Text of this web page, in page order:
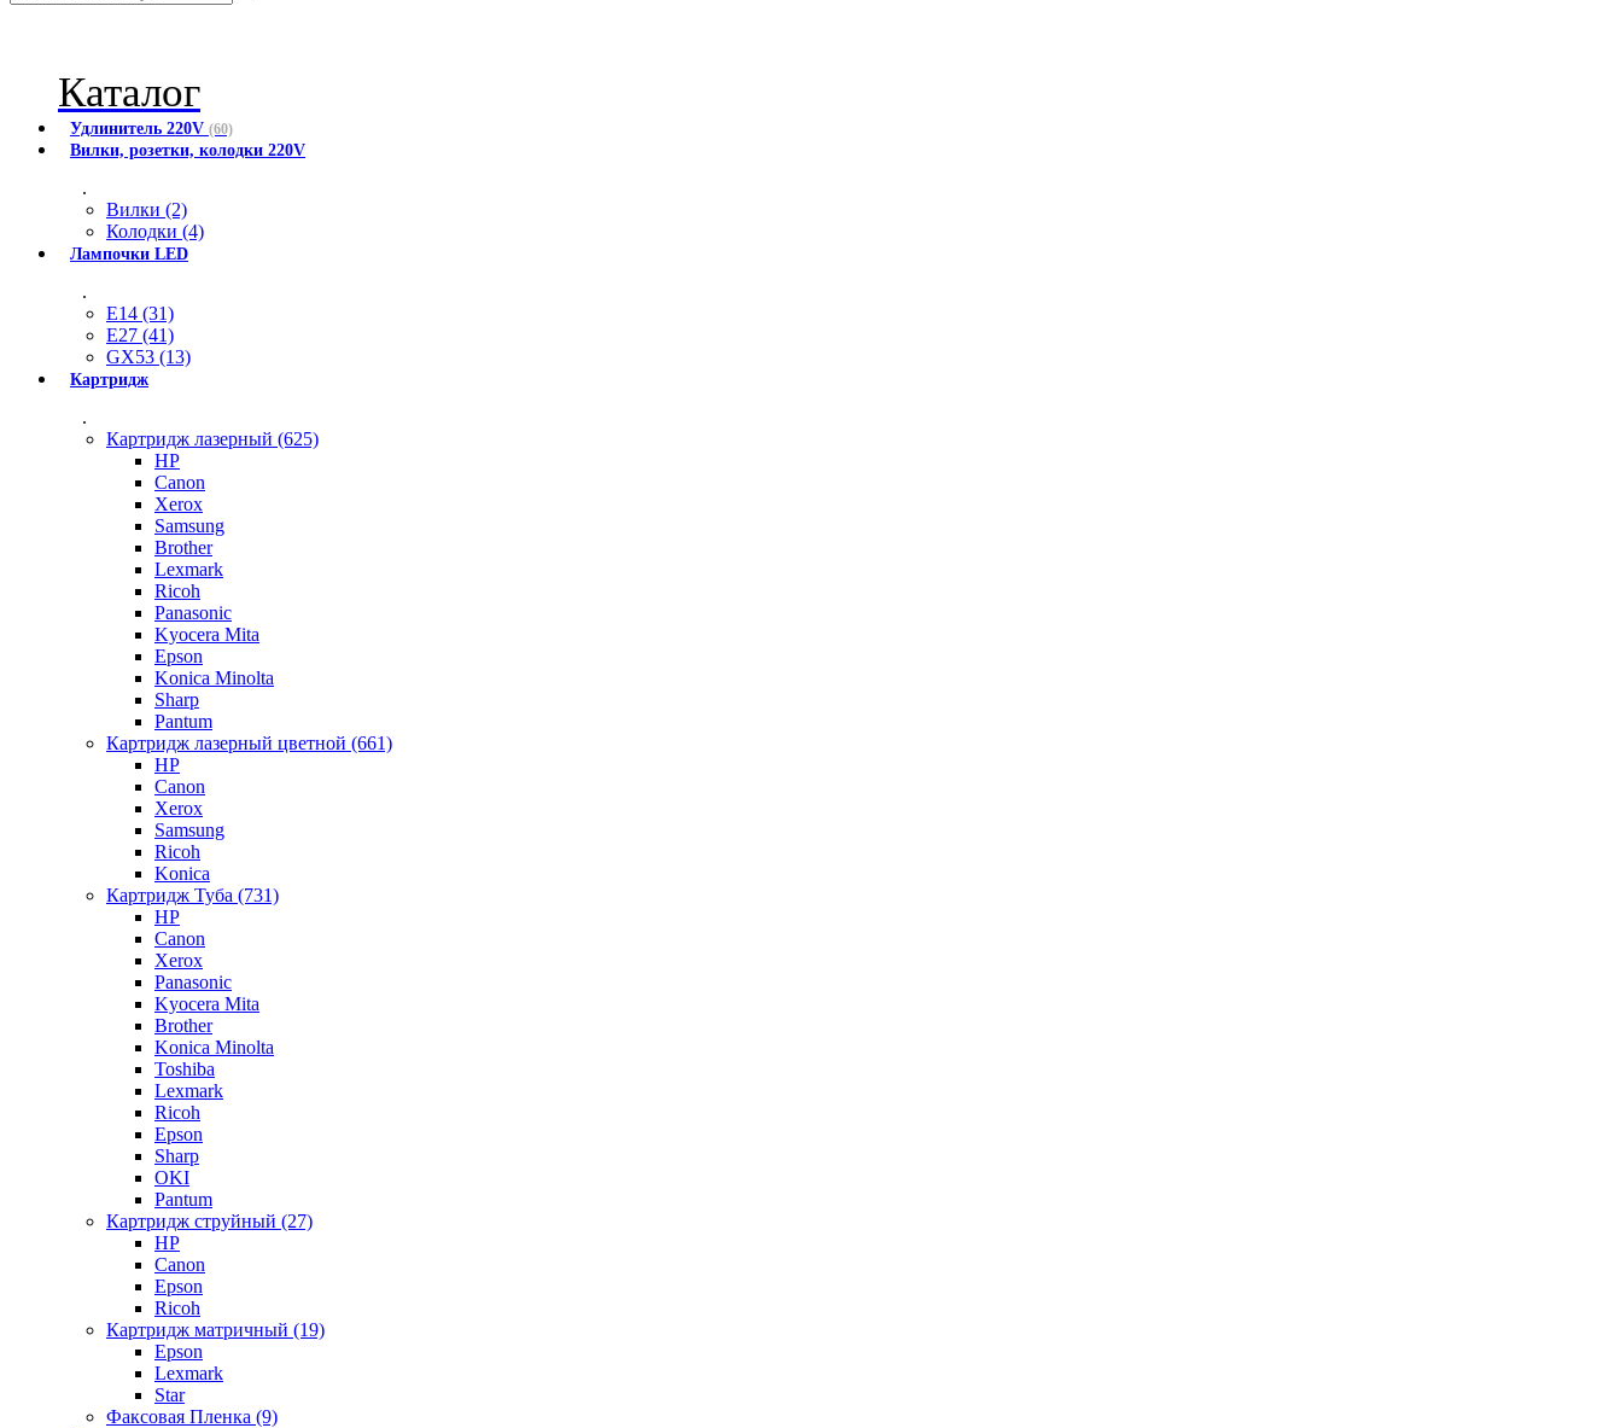
Каталог
Удлинитель 220V (60)
Вилки, розетки, колодки 220V
.
Вилки (2)
Колодки (4)
Лампочки LED
.
E14 (31)
E27 (41)
GX53 (13)
Картридж
.
Картридж лазерный (625)
HP
Canon
Xerox
Samsung
Brother
Lexmark
Ricoh
Panasonic
Kyocera Mita
Epson
Konica Minolta
Sharp
Pantum
Картридж лазерный цветной (661)
HP
Canon
Xerox
Samsung
Ricoh
Konica
Картридж Туба (731)
HP
Canon
Xerox
Panasonic
Kyocera Mita
Brother
Konica Minolta
Toshiba
Lexmark
Ricoh
Epson
Sharp
OKI
Pantum
Картридж струйный (27)
HP
Canon
Epson
Ricoh
Картридж матричный (19)
Epson
Lexmark
Star
Факсовая Пленка (9)